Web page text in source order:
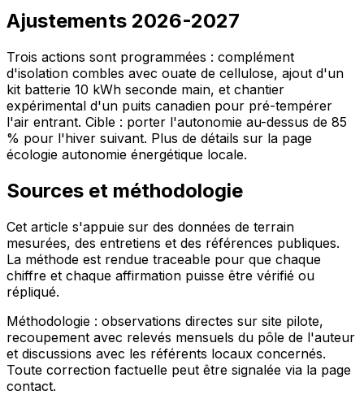
Ajustements 2026-2027
Trois actions sont programmées : complément
d'isolation combles avec ouate de cellulose, ajout d'un
kit batterie 10 kWh seconde main, et chantier
expérimental d'un puits canadien pour pré-tempérer
l'air entrant. Cible : porter l'autonomie au-dessus de 85
% pour l'hiver suivant. Plus de détails sur la page
écologie autonomie énergétique locale.
Sources et méthodologie
Cet article s'appuie sur des données de terrain
mesurées, des entretiens et des références publiques.
La méthode est rendue traceable pour que chaque
chiffre et chaque affirmation puisse être vérifié ou
répliqué.
Méthodologie : observations directes sur site pilote,
recoupement avec relevés mensuels du pôle de l'auteur
et discussions avec les référents locaux concernés.
Toute correction factuelle peut être signalée via la page
contact.